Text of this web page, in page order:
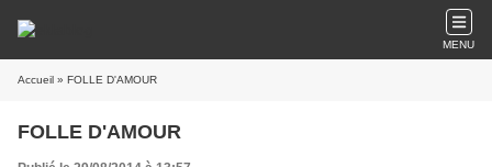
MENU
Accueil » FOLLE D'AMOUR
FOLLE D'AMOUR